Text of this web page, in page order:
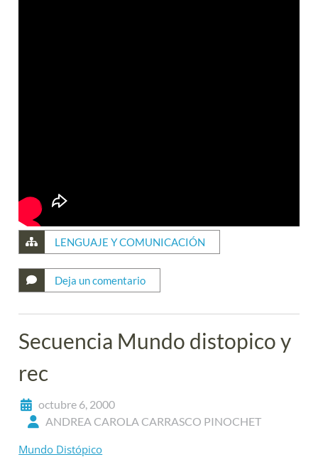
LENGUAJE Y COMUNICACIÓN
Deja un comentario
Secuencia Mundo distopico y
rec
octubre 6, 2000
ANDREA CAROLA CARRASCO PINOCHET
Mundo Distópico